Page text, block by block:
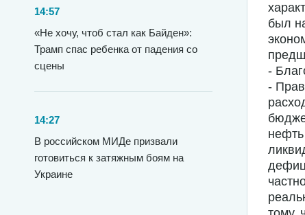
14:57
«Не хочу, чтоб стал как Байден»:
Трамп спас ребенка от падения со
сцены
14:27
В российском МИДе призвали
готовиться к затяжным боям на
Украине
был
-
-